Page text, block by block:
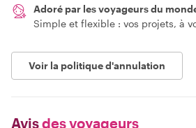
Adoré par les voyageurs du
Simple et flexible : vos projets, à
Voir la politique d'annulation
Avisdes voyageurs